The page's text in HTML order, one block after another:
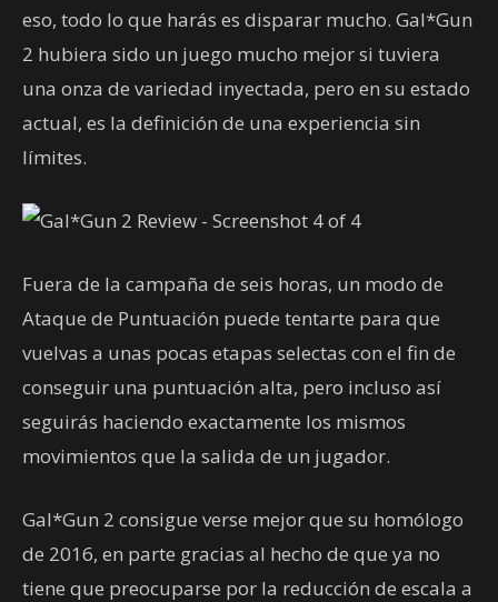
eso, todo lo que harás es disparar mucho. Gal*Gun
2 hubiera sido un juego mucho mejor si tuviera
una onza de variedad inyectada, pero en su estado
actual, es la definición de una experiencia sin
límites.
Fuera de la campaña de seis horas, un modo de
Ataque de Puntuación puede tentarte para que
vuelvas a unas pocas etapas selectas con el fin de
conseguir una puntuación alta, pero incluso así
seguirás haciendo exactamente los mismos
movimientos que la salida de un jugador.
Gal*Gun 2 consigue verse mejor que su homólogo
de 2016, en parte gracias al hecho de que ya no
tiene que preocuparse por la reducción de escala a